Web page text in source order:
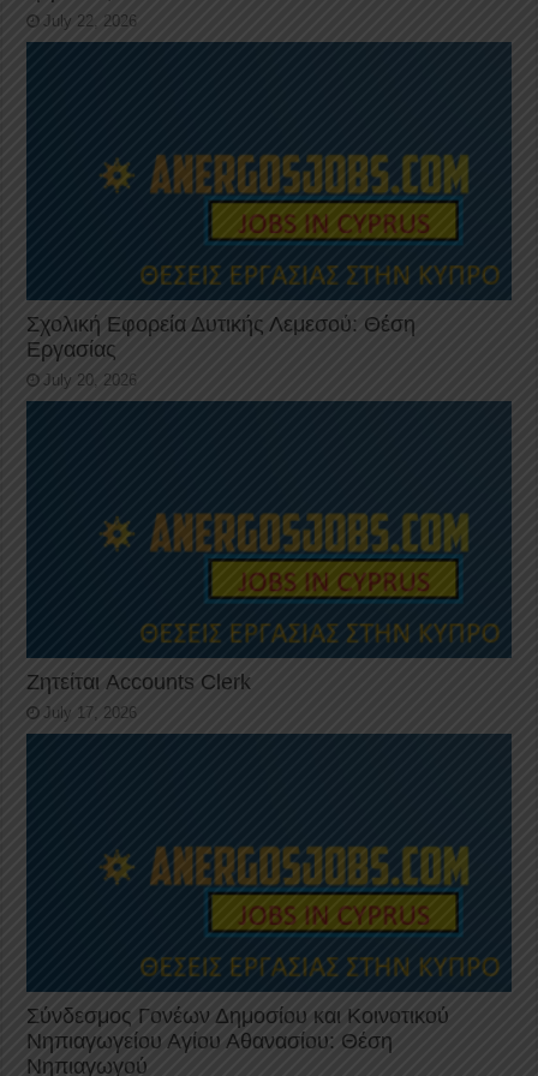
July 22, 2026
Σχολική Εφορεία Δυτικής Λεμεσού: Θέση
Εργασίας
July 20, 2026
Ζητείται Accounts Clerk
July 17, 2026
Σύνδεσμος Γονέων Δημοσίου και Κοινοτικού
Νηπιαγωγείου Αγίου Αθανασίου: Θέση
Νηπιαγωγού